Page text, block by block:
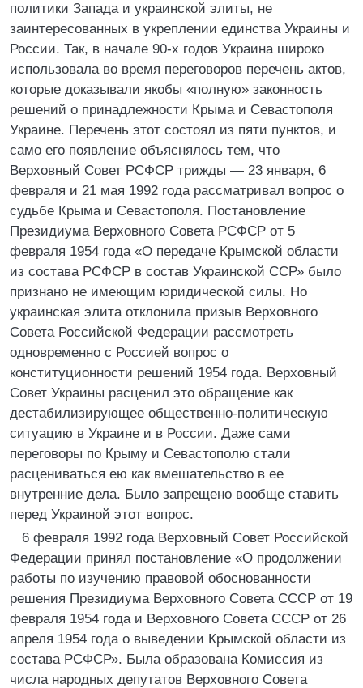
политики Запада и украинской элиты, не
заинтересованных в укреплении единства Украины и
России. Так, в начале 90-х годов Украина широко
использовала во время переговоров перечень актов,
которые доказывали якобы «полную» законность
решений о принадлежности Крыма и Севастополя
Украине. Перечень этот состоял из пяти пунктов, и
само его появление объяснялось тем, что
Верховный Совет РСФСР трижды — 23 января, 6
февраля и 21 мая 1992 года рассматривал вопрос о
судьбе Крыма и Севастополя. Постановление
Президиума Верховного Совета РСФСР от 5
февраля 1954 года «О передаче Крымской области
из состава РСФСР в состав Украинской ССР» было
признано не имеющим юридической силы. Но
украинская элита отклонила призыв Верховного
Совета Российской Федерации рассмотреть
одновременно с Россией вопрос о
конституционности решений 1954 года. Верховный
Совет Украины расценил это обращение как
дестабилизирующее общественно-политическую
ситуацию в Украине и в России. Даже сами
переговоры по Крыму и Севастополю стали
расцениваться ею как вмешательство в ее
внутренние дела. Было запрещено вообще ставить
перед Украиной этот вопрос.
6 февраля 1992 года Верховный Совет Российской
Федерации принял постановление «О продолжении
работы по изучению правовой обоснованности
решения Президиума Верховного Совета СССР от 19
февраля 1954 года и Верховного Совета СССР от 26
апреля 1954 года о выведении Крымской области из
состава РСФСР». Была образована Комиссия из
числа народных депутатов Верховного Совета